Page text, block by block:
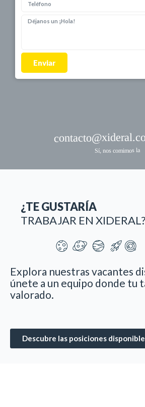
Enviar
Sí, nos comimos la
¿TE GUSTARÍA
TRABAJAR EN XIDERAL?
Explora nuestras vacantes
únete a un equipo donde tu
valorado.
Descubre las posiciones